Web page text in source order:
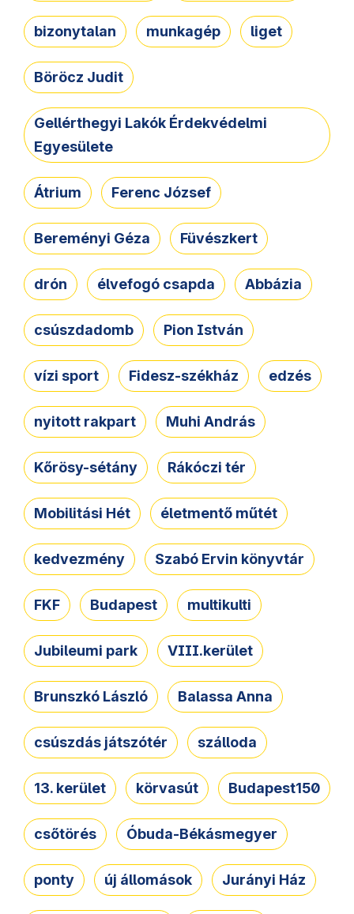
bizonytalan munkagép liget
Böröcz Judit
Gellérthegyi Lakók Érdekvédelmi
Egyesülete
Átrium Ferenc József
Bereményi Géza Füvészkert
drón élvefogó csapda Abbázia
csúszdadomb Pion István
vízi sport Fidesz-székház edzés
nyitott rakpart Muhi András
Kőrösy-sétány Rákóczi tér
Mobilitási Hét életmentő műtét
kedvezmény Szabó Ervin könyvtár
FKF Budapest multikulti
Jubileumi park VIII.kerület
Brunszkó László Balassa Anna
csúszdás játszótér szálloda
13. kerület körvasút Budapest150
csőtörés Óbuda-Békásmegyer
ponty új állomások Jurányi Ház